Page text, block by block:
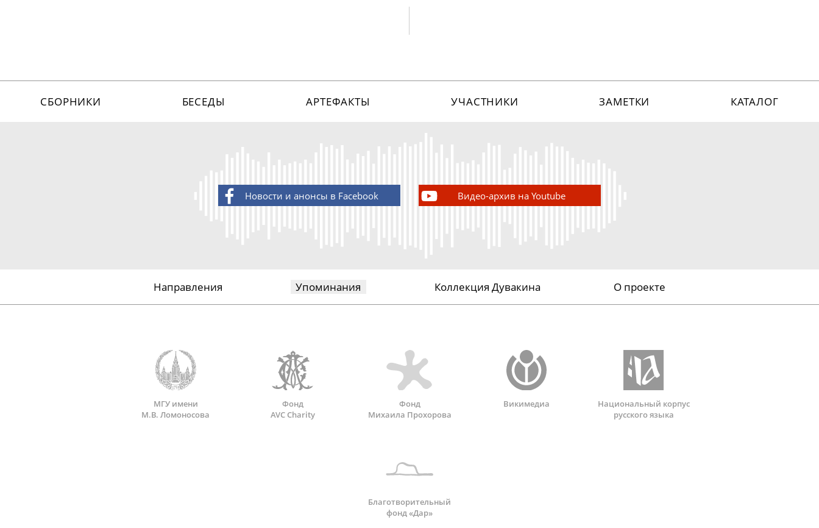
СБОРНИКИ БЕСЕДЫ АРТЕФАКТЫ УЧАСТНИКИ ЗАМЕТКИ КАТАЛОГ
Новости и анонсы в Facebook Видео-архив на Youtube
Направления Упоминания Коллекция Дувакина О проекте
МГУ имени
М.В. Ломоносова
Фонд
AVC Charity
Фонд
Михаила Прохорова
Викимедиа
Национальный корпус
русского языка
Благотворительный
фонд «Дар»